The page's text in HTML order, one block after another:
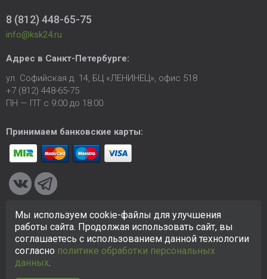
8 (812) 448-65-75
info@ksk24.ru
Адрес в Санкт-Петербурге:
ул. Софийская д. 14, БЦ «ЛЕНИНЕЦ», офис 518
+7 (812) 448-65-75
ПН — ПТ с 9:00 до 18:00
Принимаем банковские карты:
© 2005-2026 ООО «КСК». Сайтhttps://ksk24.ruсоздан
исключительно в информационных целях и любая информация
на сайте не является публичной офертой.Политика в
отношении персональных данных
Мы используем cookie-файлы для улучшения
работы сайта. Продолжая использовать сайт, вы
соглашаетесь с использованием данной технологии
согласно политике обработки персональных
данных.